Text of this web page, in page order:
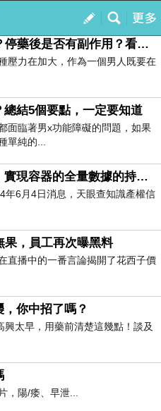
我的
訂閱
長期用“西地那非”會成癮嗎？停藥後是否有副作用？看完漲知識了
壓力在加大，作為一個男人既要在
結5個要點，一定要知道
面臨著男x功能障礙的問題，如果
單純的...
抖音公司申請容器管理專利，實現容器的全量數據的持久保存，提升用戶對數據的訪問體驗效果
6月4日消息，天眼查知識產權信
果，員工再次曝黑料
直播中的一番言論揭開了花西子價
你中招了嗎？
興太早，用藥前清楚這幾點！談及
，陽/痿、早泄...